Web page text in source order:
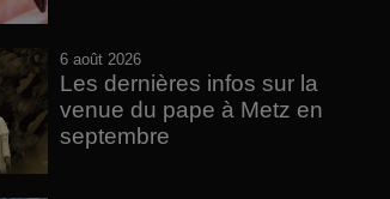
6 août 2026
Les dernières infos sur la
venue du pape à Metz en
septembre